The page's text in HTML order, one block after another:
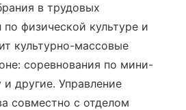
в трудовых
по физической культуре и
культурно-массовые
соревнования по мини-
другие. Управление
совместно с отделом